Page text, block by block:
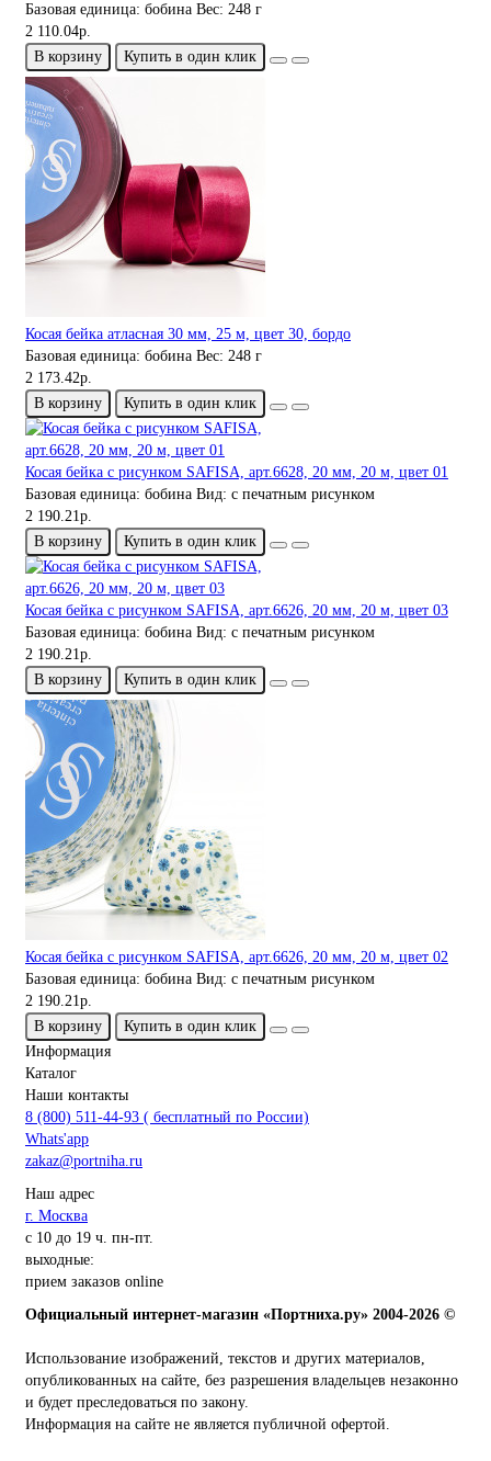
Базовая единица: бобина Вес: 248 г
2 110.04р.
В корзину
Купить в один клик
Косая бейка атласная 30 мм, 25 м, цвет 30, бордо
Базовая единица: бобина Вес: 248 г
2 173.42р.
В корзину
Купить в один клик
Косая бейка с рисунком SAFISA, арт.6628, 20 мм, 20 м, цвет 01
Базовая единица: бобина Вид: с печатным рисунком
2 190.21р.
В корзину
Купить в один клик
Косая бейка с рисунком SAFISA, арт.6626, 20 мм, 20 м, цвет 03
Базовая единица: бобина Вид: с печатным рисунком
2 190.21р.
В корзину
Купить в один клик
Косая бейка с рисунком SAFISA, арт.6626, 20 мм, 20 м, цвет 02
Базовая единица: бобина Вид: с печатным рисунком
2 190.21р.
В корзину
Купить в один клик
Информация
Каталог
Наши контакты
8 (800) 511-44-93 ( бесплатный по России)
Whats'app
zakaz@portniha.ru
Наш адрес
г. Москва
с 10 до 19 ч. пн-пт.
выходные:
прием заказов online
Официальный интернет-магазин «Портниха.ру» 2004-2026 ©
Использование изображений, текстов и других материалов,
опубликованных на сайте, без разрешения владельцев незаконно
и будет преследоваться по закону.
Информация на сайте не является публичной офертой.